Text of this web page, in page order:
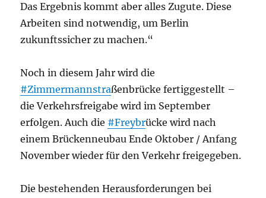
Das Ergebnis kommt aber alles Zugute. Diese
Arbeiten sind notwendig, um Berlin
zukunftssicher zu machen.“
Noch in diesem Jahr wird die
#Zimmermannstraßenbrücke fertiggestellt –
die Verkehrsfreigabe wird im September
erfolgen. Auch die #Freybrücke wird nach
einem Brückenneubau Ende Oktober / Anfang
November wieder für den Verkehr freigegeben.
Die bestehenden Herausforderungen bei